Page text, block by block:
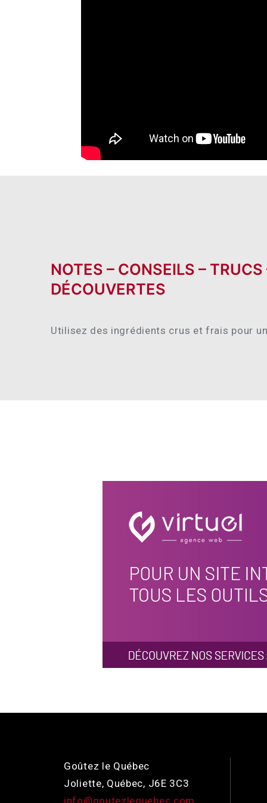
NOTES – CONSEILS –
DÉCOUVERTES
Utilisez des ingrédients crus et frais pour
Goûtez le Québec
Joliette, Québec, J6E 3C3